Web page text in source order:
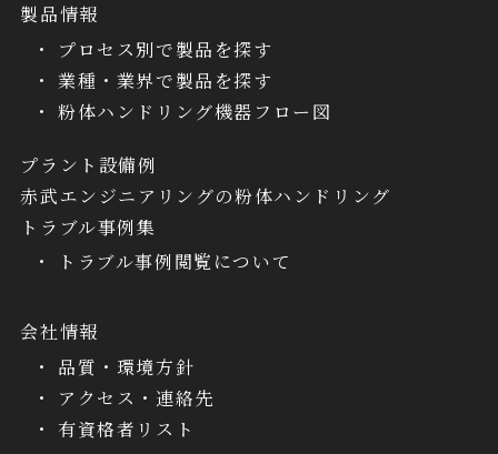
製品情報
プロセス別で製品を探す
業種・業界で製品を探す
粉体ハンドリング機器フロー図
プラント設備例
赤武エンジニアリングの粉体ハンドリング
トラブル事例集
トラブル事例閲覧について
会社情報
品質・環境方針
アクセス・連絡先
有資格者リスト